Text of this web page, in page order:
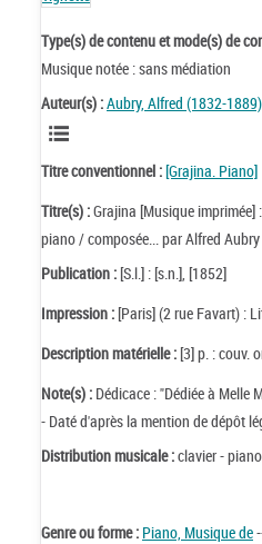
Type(s) de contenu et mode(s) de
Musique notée : sans médiation
Auteur(s) :Aubry, Alfred (1832-1889)
Titre conventionnel :[Grajina. Piano]
Titre(s) :Grajina [Musique
piano / composée... par Alfred Aubry
Publication : [S.l.] : [s.n.], [1852]
Impression : [Paris] (2 rue Favart) :
Description matérielle : [3] p. : couv.
Note(s) : Dédicace : "Dédiée à Melle
- Daté d'après la mention de dépôt
Distribution musicale :clavier -
Genre ou forme : Piano, Musique de